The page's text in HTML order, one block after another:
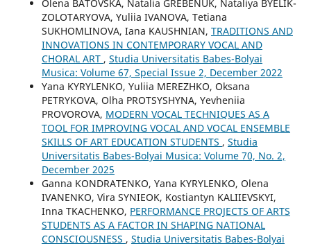
Olena BATOVSKA, Natalia GREBENUK, Nataliya BYELIK-
ZOLOTARYOVA, Yuliia IVANOVA, Tetiana
SUKHOMLINOVA, Iana KAUSHNIAN, TRADITIONS AND
INNOVATIONS IN CONTEMPORARY VOCAL AND
CHORAL ART , Studia Universitatis Babes-Bolyai
Musica: Volume 67, Special Issue 2, December 2022
Yana KYRYLENKO, Yuliia MEREZHKO, Oksana
PETRYKOVA, Olha PROTSYSHYNA, Yevheniia
PROVOROVA, MODERN VOCAL TECHNIQUES AS A
TOOL FOR IMPROVING VOCAL AND VOCAL ENSEMBLE
SKILLS OF ART EDUCATION STUDENTS , Studia
Universitatis Babes-Bolyai Musica: Volume 70, No. 2,
December 2025
Ganna KONDRATENKO, Yana KYRYLENKO, Olena
IVANENKO, Vira SYNIEOK, Kostiantyn KALIIEVSKYI,
Inna TKACHENKO, PERFORMANCE PROJECTS OF ARTS
STUDENTS AS A FACTOR IN SHAPING NATIONAL
CONSCIOUSNESS , Studia Universitatis Babes-Bolyai